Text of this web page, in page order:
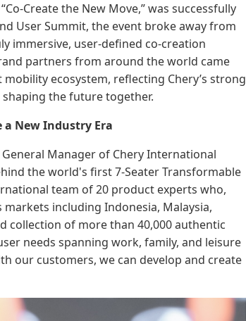
Create the New Move,” was successfully
User Summit, the event broke away from
immersive, user-defined co-creation
partners from around the world came
ecosystem, reflecting Chery’s strong
the future together.
a New Industry Era
Manager of Chery International
the world's first 7-Seater Transformable
team of 20 product experts who,
including Indonesia, Malaysia,
collection of more than 40,000 authentic
needs spanning work, family, and leisure
our customers, we can develop and create